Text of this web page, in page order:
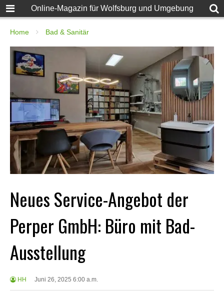
Online-Magazin für Wolfsburg und Umgebung
Home Bad & Sanitär
Neues Service-Angebot der
Perper GmbH: Büro mit Bad-
Ausstellung
HH Juni 26, 2025 6:00 a.m.